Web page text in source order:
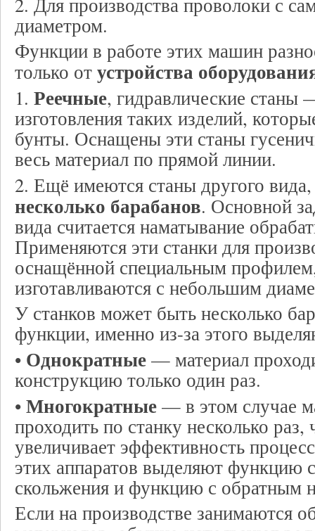
диаметром.
Функции в работе этих машин
только отустройства
1. Реечные, гидравлические станы
изготовления таких изделий,
бунты. Оснащены эти станы
весь материал по прямой линии.
2. Ещё имеются станы другого
несколько барабанов. Основной
вида считается наматывание
Применяются эти станки для
оснащённой специальным
изготавливаются с небольшим
У станков может быть несколько
функции, именно из-за этого
• Однократные— материал
конструкцию только один раз.
•Многократные— в этом случае
проходить по станку несколько
увеличивает эффективность
этих аппаратов выделяют функцию
скольжения и функцию с обратным
Если на производстве занимаются